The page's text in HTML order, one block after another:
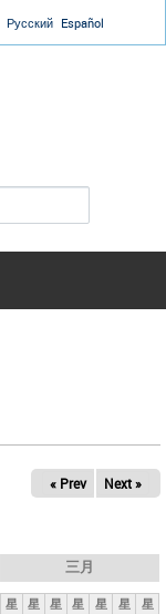
Русский Español
« Prev Next »
三月
星 星 星 星 星 星 星